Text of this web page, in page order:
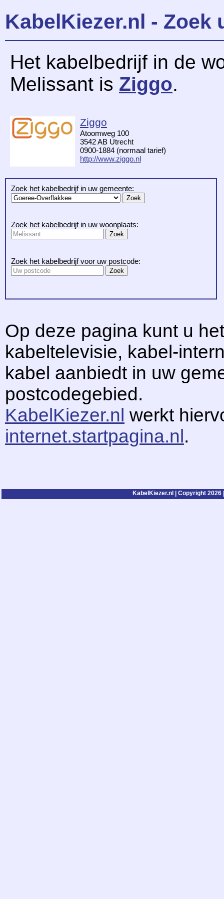
KabelKiezer.nl - Zoek
Het kabelbedrijf in de
Melissant is Ziggo.
Ziggo
Atoomweg 100
3542 AB Utrecht
0900-1884 (normaal tarief)
http://www.ziggo.nl
Zoek het kabelbedrijf in uw gemeente:
Zoek het kabelbedrijf in uw woonplaats:
Zoek het kabelbedrijf voor uw postcode:
Op deze pagina kunt u
kabeltelevisie, kabel-
kabel aanbiedt in uw
postcodegebied.
KabelKiezer.nl werkt
internet.startpagina.nl.
KabelKiezer.nl | Copyright 2026